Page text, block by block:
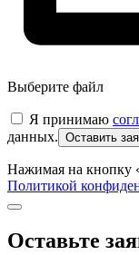
Выберите файл
Я принимаю
данных.
Нажимая на кнопку
Политикой
Оставьте